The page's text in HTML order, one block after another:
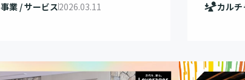
事業 / サービス2026.03.11 カルチ